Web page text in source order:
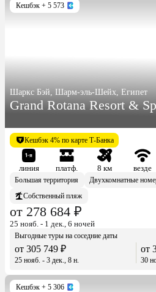
Кешбэк + 5 573
Шаркс Бэй, Шарм-эль-Шейх, Египет
Grand Rotana Resort &
Кешбэк 4% по карте Т-Банка
линия платф. 8 км
везде
Большая территория
Двухкомнатные
Собственный пляж
от 278 684 ₽
25 нояб. - 1 дек., 6 ночей
Выгодные туры на соседние даты
от 305 749 ₽
25 нояб. - 3 дек., 8 н.
от
30
Кешбэк + 5 306